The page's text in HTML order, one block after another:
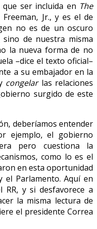
ser incluida en The
Jr., y es el de
no es de un oscuro
sino de nuestra misma
la nueva forma de no
–dice el texto oficial–
a su embajador en la
congelarlas relaciones
surgido de este
deberíamos entender
ejemplo, el gobierno
pero cuestiona la
como lo es el
en esta oportunidad
el Parlamento. Aquí en
RR, y si desfavorece a
la misma lectura de
el presidente Correa